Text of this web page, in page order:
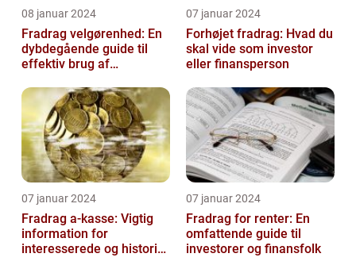
08 januar 2024
Fradrag velgørenhed: En
dybdegående guide til
effektiv brug af
07 januar 2024
Forhøjet fradrag: Hvad du
skal vide som investor
eller finansperson
07 januar 2024
Fradrag a-kasse: Vigtig
information for
interesserede og historisk
07 januar 2024
Fradrag for renter: En
omfattende guide til
investorer og finansfolk